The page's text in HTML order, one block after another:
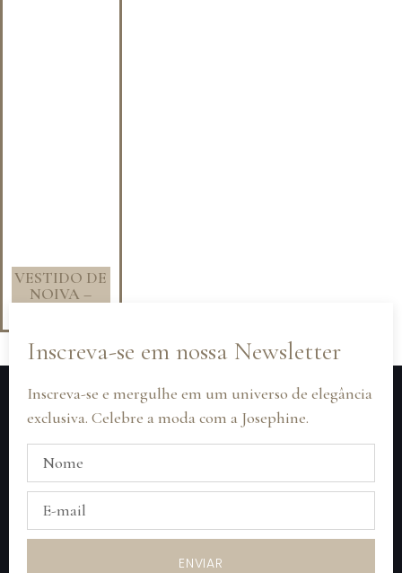
VESTIDO DE
NOIVA –
Inscreva-se em nossa Newsletter
Inscreva-se e mergulhe em um universo de elegância
exclusiva. Celebre a moda com a Josephine.
ENVIAR